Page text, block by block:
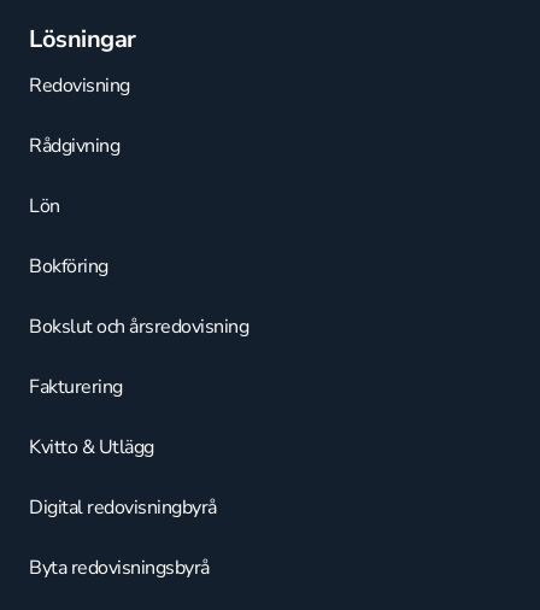
Lösningar
Redovisning
Rådgivning
Lön
Bokföring
Bokslut och årsredovisning
Fakturering
Kvitto & Utlägg
Digital redovisningbyrå
Byta redovisningsbyrå